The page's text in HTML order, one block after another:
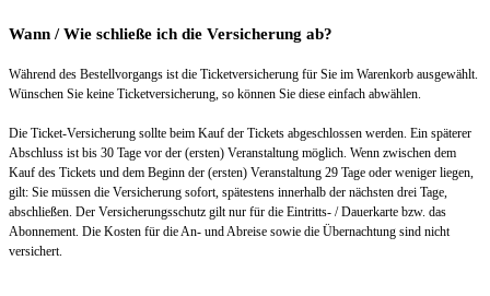
Wann / Wie schließe ich die Versicherung ab?
Während des Bestellvorgangs ist die Ticketversicherung für Sie im Warenkorb ausgewählt.
Wünschen Sie keine Ticketversicherung, so können Sie diese einfach abwählen.
Die Ticket-Versicherung sollte beim Kauf der Tickets abgeschlossen werden. Ein späterer
Abschluss ist bis 30 Tage vor der (ersten) Veranstaltung möglich. Wenn zwischen dem
Kauf des Tickets und dem Beginn der (ersten) Veranstaltung 29 Tage oder weniger liegen,
gilt: Sie müssen die Versicherung sofort, spätestens innerhalb der nächsten drei Tage,
abschließen. Der Versicherungsschutz gilt nur für die Eintritts- / Dauerkarte bzw. das
Abonnement. Die Kosten für die An- und Abreise sowie die Übernachtung sind nicht
versichert.